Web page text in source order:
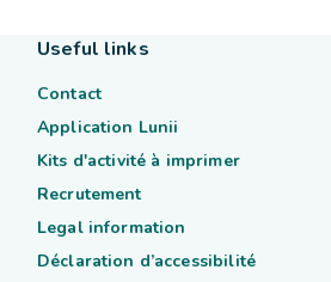
Useful links
Contact
Application Lunii
Kits d'activité à imprimer
Recrutement
Legal information
Déclaration d’accessibilité